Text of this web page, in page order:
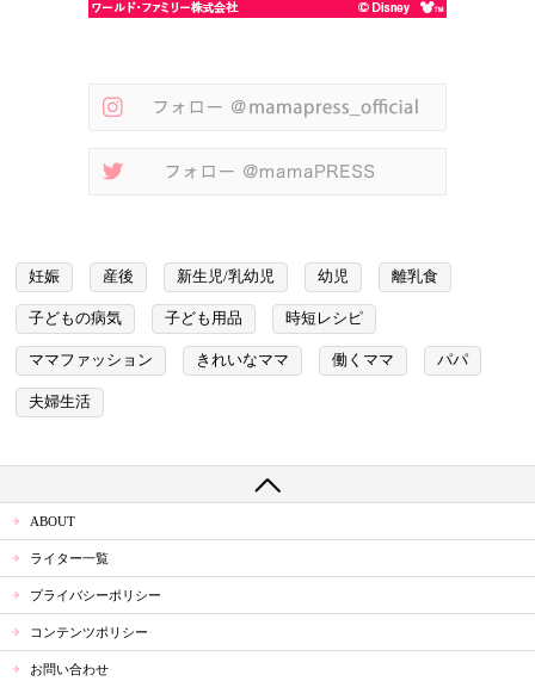
妊娠 産後 新生児/乳幼児 幼児 離乳食
子どもの病気 子ども用品 時短レシピ
ママファッション きれいなママ 働くママ パパ
夫婦生活
ABOUT
ライター一覧
プライバシーポリシー
コンテンツポリシー
お問い合わせ